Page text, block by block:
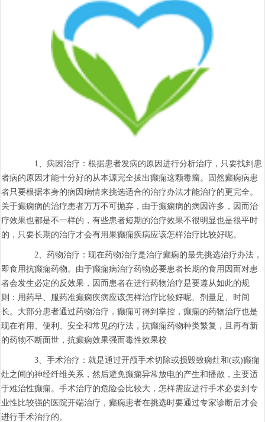
1、病因治疗：根据患者发病的原因进行分析治疗，只要找到患
者病的原因才能十分好的从本源完全拔出癫痫这颗毒瘤。固然癫痫病患
者只要根据本身的病因病情来挑选适合的治疗办法才能治疗的更完全。
关于癫痫病的治疗患者万万不可抛弃，由于癫痫病的病因许多，因而治
疗效果也都是不一样的，有些患者短期的治疗效果不很明显也是很平时
的，只要长期的治疗才会有用果癫痫疾病应该怎样治疗比较好呢。
2、药物治疗：现在药物治疗是治疗癫痫的最先挑选治疗办法，
即食用抗癫痫药物。由于癫痫病治疗药物必要患者长期的食用因而对患
者会发生必定的反效果，因而患者在进行药物治疗是要遵从如此的规
则：用药早、服药准癫痫疾病应该怎样治疗比较好呢、剂量足、时间
长。大部分患者通过药物治疗，癫痫可得到掌控，癫痫的药物治疗也是
现在有用、便利、安全和常见的疗法，抗癫痫药物种类繁复，且再有新
的药物不断面世，抗癫痫效果强而毒性效果校
3、手术治疗：就是通过开颅手术切除或损毁致痫灶和(或)癫痫
灶之间的神经纤维关系，然后避免癫痫异常放电的产生和播散，主要适
于难治性癫痫。手术治疗的危险会比较大，怎样需应进行手术必要到专
业性比较强的医院开端治疗，癫痫患者在挑选时要通过专家诊断后才会
进行手术治疗的。